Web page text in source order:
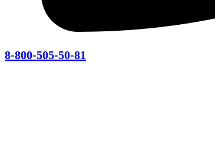
8-800-505-50-81